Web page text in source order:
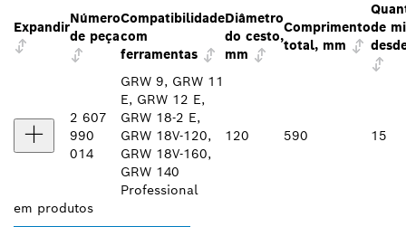
Expandir
Número
de peça
Compatibilidade
com
ferramentas
Diâmetro
do cesto,
mm
Comprimento
total, mm
de
2 607
990
014
GRW 9, GRW 11
E, GRW 12 E,
GRW 18-2 E,
GRW 18V-120,
GRW 18V-160,
GRW 140
Professional
120 590 15
em produtos